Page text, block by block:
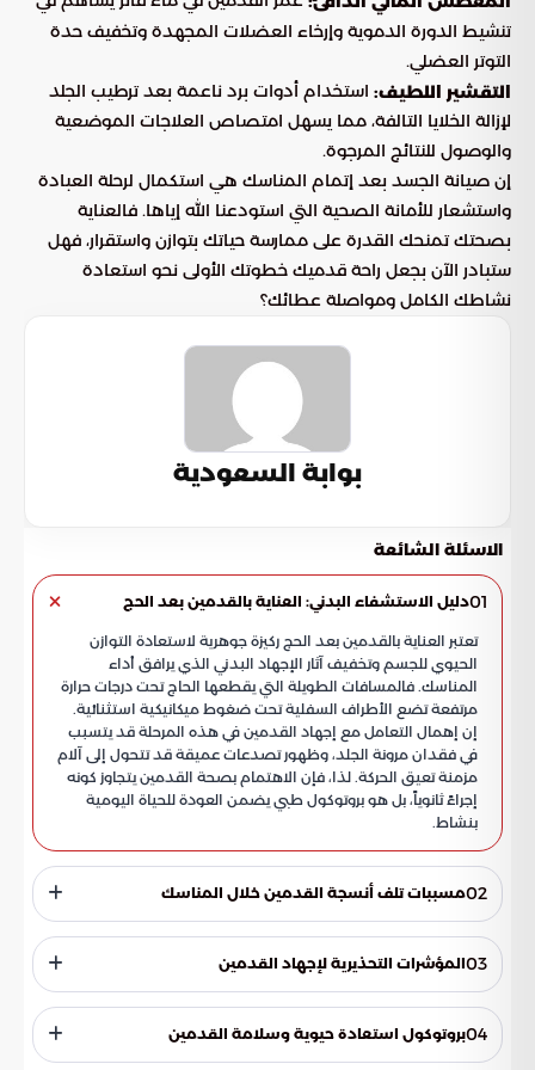
تنشيط الدورة الدموية وإرخاء العضلات المجهدة وتخفيف حدة
التوتر العضلي.
التقشير اللطيف: استخدام أدوات برد ناعمة بعد ترطيب الجلد
لإزالة الخلايا التالفة، مما يسهل امتصاص العلاجات الموضعية
والوصول للنتائج المرجوة.
إن صيانة الجسد بعد إتمام المناسك هي استكمال لرحلة العبادة
واستشعار للأمانة الصحية التي استودعنا الله إياها. فالعناية
بصحتك تمنحك القدرة على ممارسة حياتك بتوازن واستقرار، فهل
ستبادر الآن بجعل راحة قدميك خطوتك الأولى نحو استعادة
نشاطك الكامل ومواصلة عطائك؟
بوابة السعودية
الاسئلة الشائعة
01دليل الاستشفاء البدني: العناية بالقدمين بعد الحج
تعتبر العناية بالقدمين بعد الحج ركيزة جوهرية لاستعادة التوازن
الحيوي للجسم وتخفيف آثار الإجهاد البدني الذي يرافق أداء
المناسك. فالمسافات الطويلة التي يقطعها الحاج تحت درجات حرارة
مرتفعة تضع الأطراف السفلية تحت ضغوط ميكانيكية استثنائية.
إن إهمال التعامل مع إجهاد القدمين في هذه المرحلة قد يتسبب
في فقدان مرونة الجلد، وظهور تصدعات عميقة قد تتحول إلى آلام
مزمنة تعيق الحركة. لذا، فإن الاهتمام بصحة القدمين يتجاوز كونه
إجراءً ثانوياً، بل هو بروتوكول طبي يضمن العودة للحياة اليومية
بنشاط.
02مسببات تلف أنسجة القدمين خلال المناسك
تلعب دوراً حاسماً في استنزاف رطوبة البشرة. فالمشي لفترات طويلة
في مناخ جاف يحفز تبخر السوائل من الخلايا الجلدية، مما يترك
الجلدي المتضرر. كما أن الوعي بالمخاطر البيئية يقلل من فرص
03المؤشرات التحذيرية لإجهاد القدمين
نوع الرعاية المطلوبة. وتتلخص أبرز العلامات التي تستوجب البدء في
برنامج تأهيلي فيما يلي:
04بروتوكول استعادة حيوية وسلامة القدمين